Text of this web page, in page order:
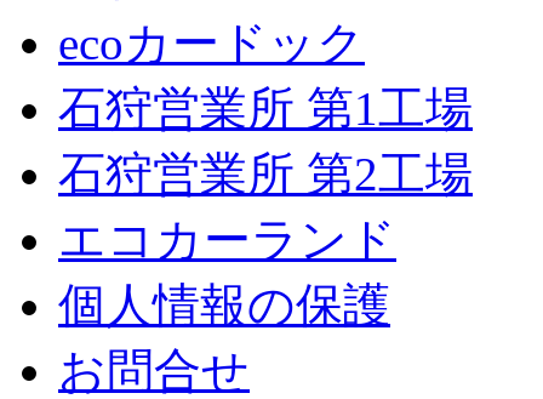
ecoカードック
石狩営業所 第1工場
石狩営業所 第2工場
エコカーランド
個人情報の保護
お問合せ